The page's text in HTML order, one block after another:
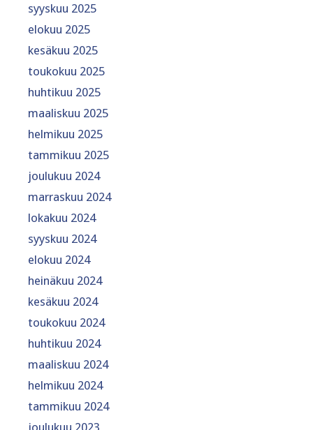
syyskuu 2025
elokuu 2025
kesäkuu 2025
toukokuu 2025
huhtikuu 2025
maaliskuu 2025
helmikuu 2025
tammikuu 2025
joulukuu 2024
marraskuu 2024
lokakuu 2024
syyskuu 2024
elokuu 2024
heinäkuu 2024
kesäkuu 2024
toukokuu 2024
huhtikuu 2024
maaliskuu 2024
helmikuu 2024
tammikuu 2024
joulukuu 2023